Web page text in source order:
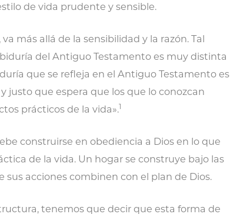
de vida prudente y sensible.
más allá de la sensibilidad y la razón. Tal
del Antiguo Testamento es muy distinta
que se refleja en el Antiguo Testamento es
justo que espera que los que lo conozcan
prácticos de la vida».1
construirse en obediencia a Dios en lo que
de la vida. Un hogar se construye bajo las
acciones combinen con el plan de Dios.
tenemos que decir que esta forma de